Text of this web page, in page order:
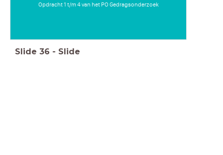
Opdracht 1 t/m 4 van het PO Gedragsonderzoek
Slide 36 - Slide